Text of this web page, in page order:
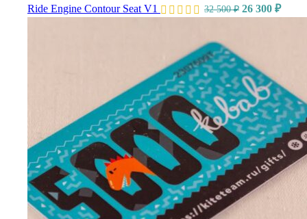
Ride Engine Contour Seat V1 32 500₽ 26 300 ₽